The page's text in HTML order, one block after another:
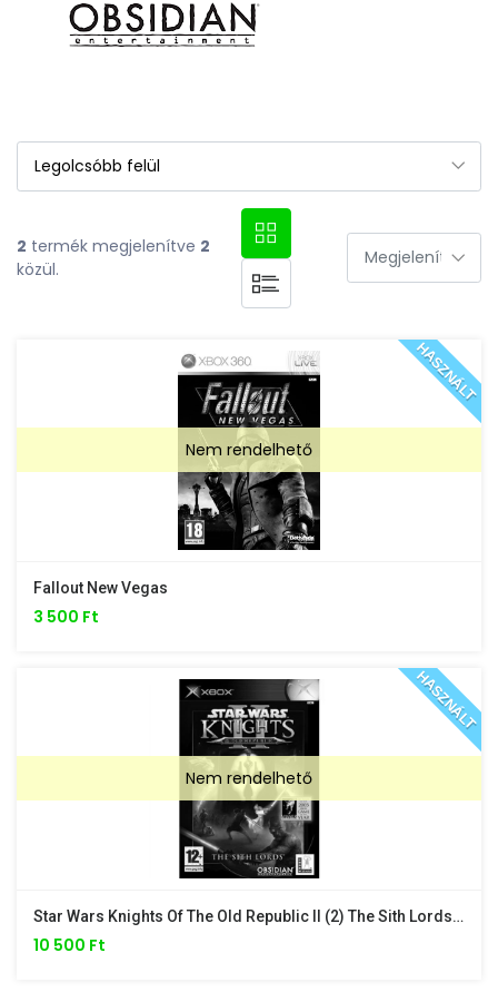
2 termék megjelenítve 2
közül.
Nem rendelhető
HASZNÁLT
Fallout New Vegas
3 500 Ft
Nem rendelhető
HASZNÁLT
Star Wars Knights Of The Old Republic II (2) The Sith Lords - Xbox Classic
10 500 Ft